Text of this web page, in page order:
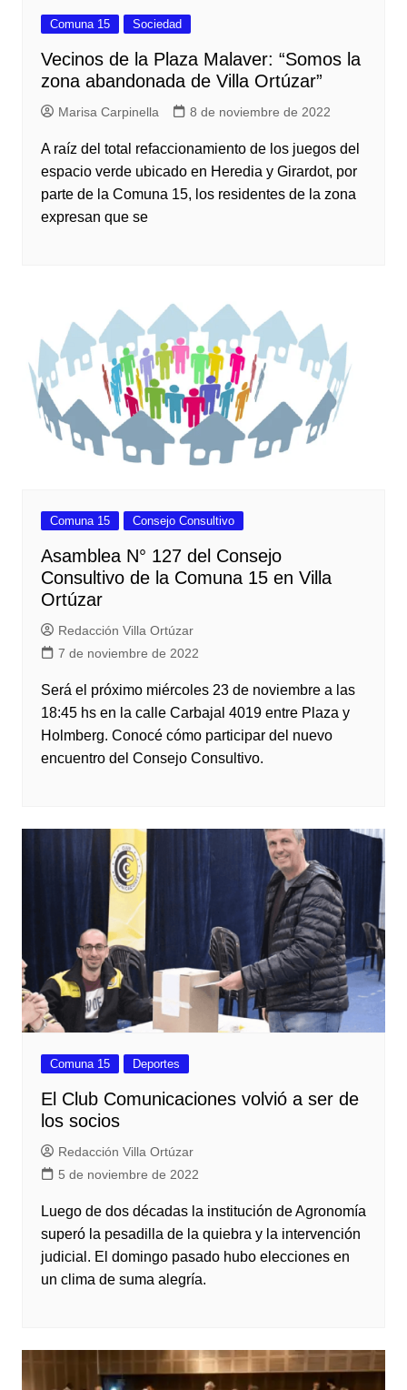
Comuna 15 Sociedad
Vecinos de la Plaza Malaver: “Somos la
zona abandonada de Villa Ortúzar”
Marisa Carpinella 8 de noviembre de 2022
A raíz del total refaccionamiento de los juegos del
espacio verde ubicado en Heredia y Girardot, por
parte de la Comuna 15, los residentes de la zona
expresan que se
Comuna 15 Consejo Consultivo
Asamblea N° 127 del Consejo
Consultivo de la Comuna 15 en Villa
Ortúzar
Redacción Villa Ortúzar
7 de noviembre de 2022
Será el próximo miércoles 23 de noviembre a las
18:45 hs en la calle Carbajal 4019 entre Plaza y
Holmberg. Conocé cómo participar del nuevo
encuentro del Consejo Consultivo.
Comuna 15 Deportes
El Club Comunicaciones volvió a ser de
los socios
Redacción Villa Ortúzar
5 de noviembre de 2022
Luego de dos décadas la institución de Agronomía
superó la pesadilla de la quiebra y la intervención
judicial. El domingo pasado hubo elecciones en
un clima de suma alegría.